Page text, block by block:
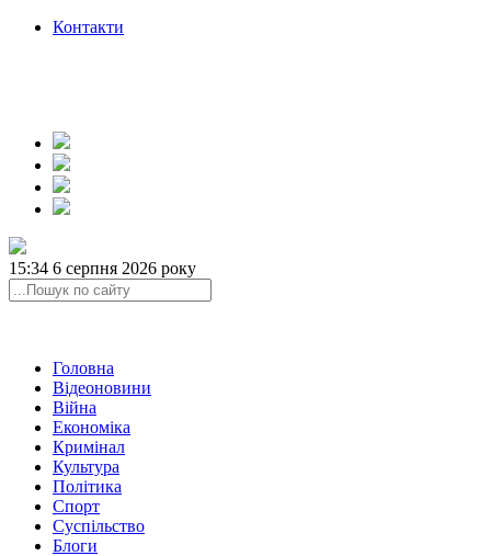
Контакти
15:34 6 серпня 2026 року
Головна
Відеоновини
Війна
Економіка
Кримінал
Культура
Політика
Спорт
Суспільство
Блоги